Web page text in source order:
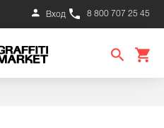
8 800 707 25 45
Вход